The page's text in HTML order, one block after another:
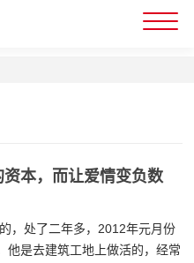
本，而让爱情变负数
，处了二年多，2012年元月份
他是去建筑工地上做活的，经常